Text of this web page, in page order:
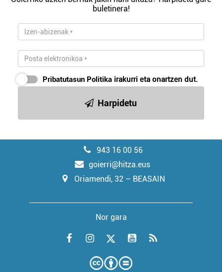
buletinera!
Pribatutasun Politika irakurri eta onartzen dut.
Harpidetu
943 16 00 56
goierri@hitza.eus
Oriamendi, 32 – BEASAIN
Nor gara